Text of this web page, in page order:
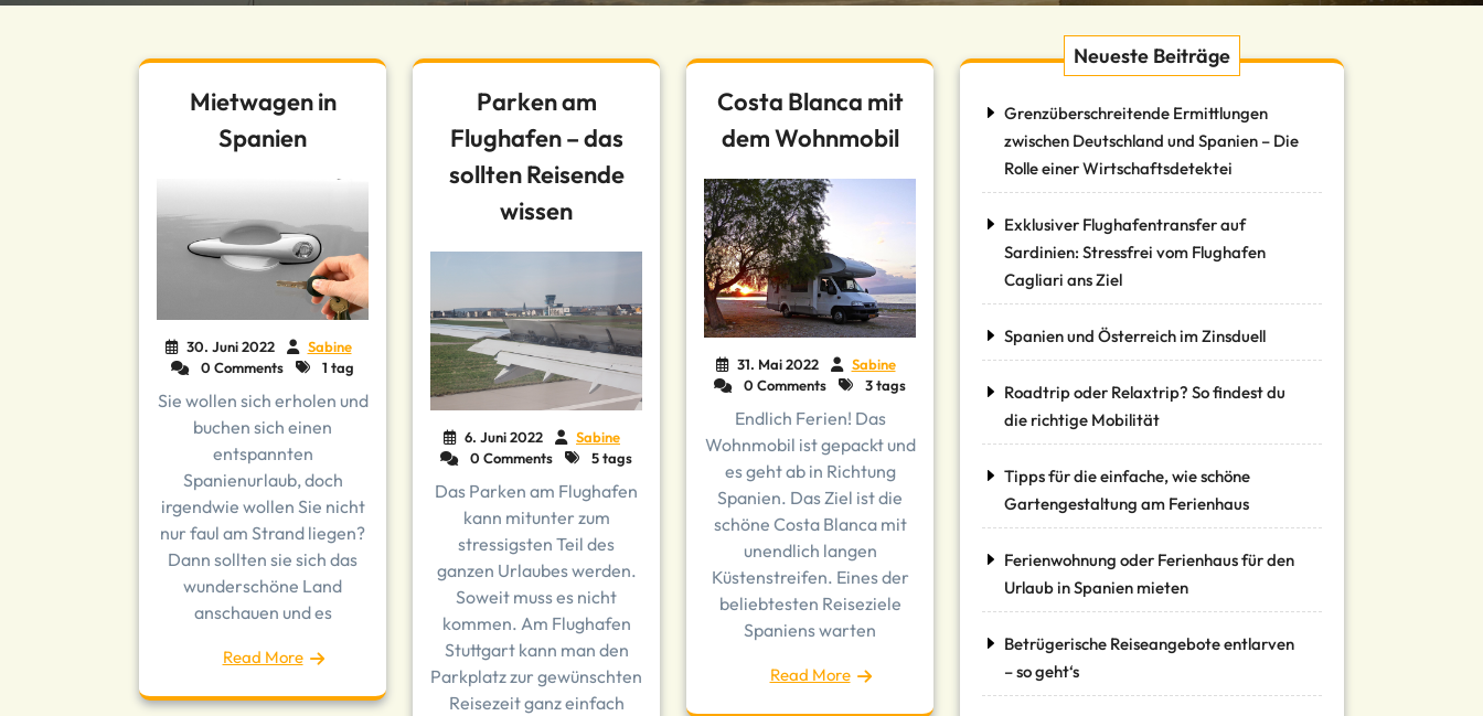
Mietwagen in
Spanien
30. Juni 2022
Sabine
0 Comments
1 tag
Sie wollen sich erholen und
buchen sich einen
entspannten
Spanienurlaub, doch
irgendwie wollen Sie nicht
nur faul am Strand liegen?
Dann sollten sie sich das
wunderschöne Land
anschauen und es
Read More
Parken am
Flughafen – das
sollten Reisende
wissen
6. Juni 2022
Sabine
0 Comments
5 tags
Das Parken am Flughafen
kann mitunter zum
stressigsten Teil des
ganzen Urlaubes werden.
Soweit muss es nicht
kommen. Am Flughafen
Stuttgart kann man den
Parkplatz zur gewünschten
Reisezeit ganz einfach
Costa Blanca mit
dem Wohnmobil
31. Mai 2022
Sabine
0 Comments
3 tags
Endlich Ferien! Das
Wohnmobil ist gepackt und
es geht ab in Richtung
Spanien. Das Ziel ist die
schöne Costa Blanca mit
unendlich langen
Küstenstreifen. Eines der
beliebtesten Reiseziele
Spaniens warten
Read More
Neueste Beiträge
Grenzüberschreitende Ermittlungen
zwischen Deutschland und Spanien – Die
Rolle einer Wirtschaftsdetektei
Exklusiver Flughafentransfer auf
Sardinien: Stressfrei vom Flughafen
Cagliari ans Ziel
Spanien und Österreich im Zinsduell
Roadtrip oder Relaxtrip? So findest du
die richtige Mobilität
Tipps für die einfache, wie schöne
Gartengestaltung am Ferienhaus
Ferienwohnung oder Ferienhaus für den
Urlaub in Spanien mieten
Betrügerische Reiseangebote entlarven
– so geht‘s